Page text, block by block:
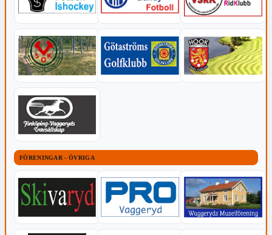
FÖRENINGAR - ÖVRIGA